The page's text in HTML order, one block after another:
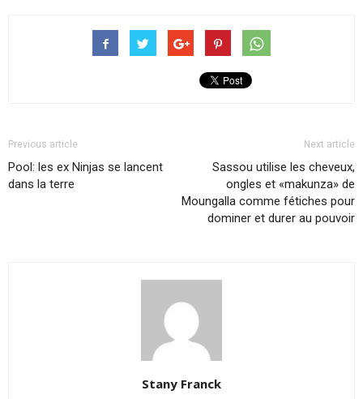
Previous article
Pool: les ex Ninjas se lancent
dans la terre
Next article
Sassou utilise les cheveux,
ongles et «makunza» de
Moungalla comme fétiches pour
dominer et durer au pouvoir
Stany Franck